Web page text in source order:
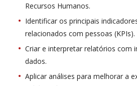
Recursos Humanos.
Identificar os principais
relacionados com pessoas (KPIs).
Criar e interpretar relatórios com
dados.
Aplicar análises para melhorar a